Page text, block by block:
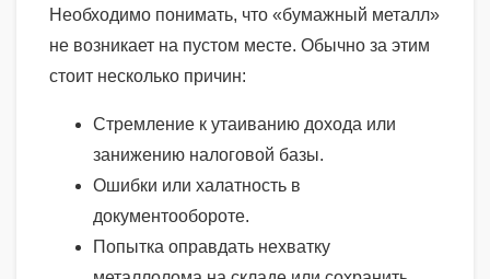
Необходимо понимать, что «бумажный металл»
не возникает на пустом месте. Обычно за этим
стоит несколько причин:
Стремление к утаиванию дохода или
занижению налоговой базы.
Ошибки или халатность в
документообороте.
Попытка оправдать нехватку